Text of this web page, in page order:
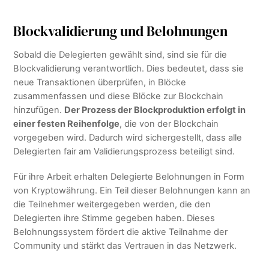
Blockvalidierung und Belohnungen
Sobald die Delegierten gewählt sind, sind sie für die
Blockvalidierung verantwortlich. Dies bedeutet, dass sie
neue Transaktionen überprüfen, in Blöcke
zusammenfassen und diese Blöcke zur Blockchain
hinzufügen. Der Prozess der Blockproduktion erfolgt in
einer festen Reihenfolge, die von der Blockchain
vorgegeben wird. Dadurch wird sichergestellt, dass alle
Delegierten fair am Validierungsprozess beteiligt sind.
Für ihre Arbeit erhalten Delegierte Belohnungen in Form
von Kryptowährung. Ein Teil dieser Belohnungen kann an
die Teilnehmer weitergegeben werden, die den
Delegierten ihre Stimme gegeben haben. Dieses
Belohnungssystem fördert die aktive Teilnahme der
Community und stärkt das Vertrauen in das Netzwerk.